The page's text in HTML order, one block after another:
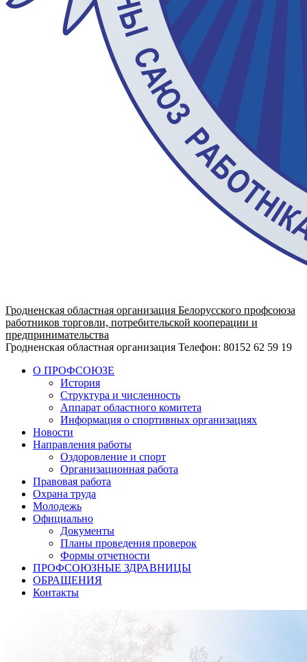
Гродненская областная организация Белорусского профсоюза
работников торговли, потребительской кооперации и
предпринимательства
Гродненская областная организация Телефон: 80152 62 59 19
О ПРОФСОЮЗЕ
История
Структура и численность
Аппарат областного комитета
Информация о спортивных организациях
Новости
Направления работы
Оздоровление и спорт
Организационная работа
Правовая работа
Охрана труда
Молодежь
Официально
Документы
Планы проведения проверок
Формы отчетности
ПРОФСОЮЗНЫЕ ЗДРАВНИЦЫ
ОБРАЩЕНИЯ
Контакты